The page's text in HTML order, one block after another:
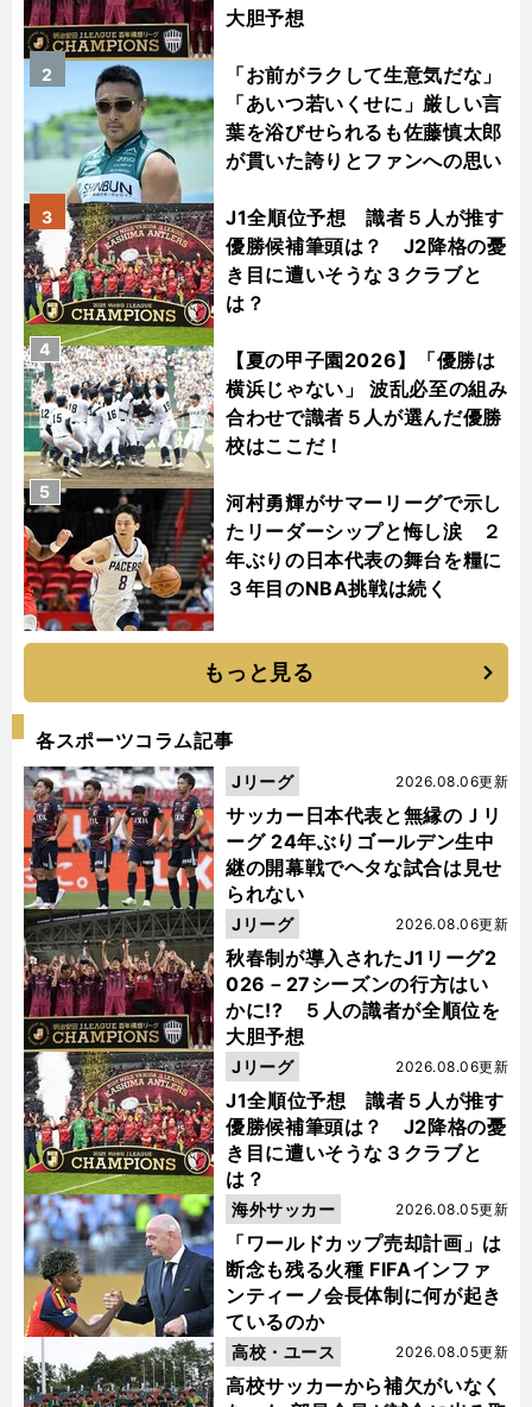
大胆予想
「お前がラクして生意気だな」
「あいつ若いくせに」厳しい言
葉を浴びせられるも佐藤慎太郎
が貫いた誇りとファンへの思い
2
J1全順位予想 識者５人が推す
優勝候補筆頭は？ J2降格の憂
き目に遭いそうな３クラブと
は？
3
【夏の甲子園2026】「優勝は
横浜じゃない」 波乱必至の組み
合わせで識者５人が選んだ優勝
校はここだ！
4
河村勇輝がサマーリーグで示し
たリーダーシップと悔し涙 ２
年ぶりの日本代表の舞台を糧に
３年目のNBA挑戦は続く
5
もっと見る
各スポーツコラム記事
サッカー日本代表と無縁のＪリ
ーグ 24年ぶりゴールデン生中
継の開幕戦でヘタな試合は見せ
られない
2026.08.06更新
Jリーグ
秋春制が導入されたJ1リーグ2
026－27シーズンの行方はい
かに!? ５人の識者が全順位を
大胆予想
2026.08.06更新
Jリーグ
J1全順位予想 識者５人が推す
優勝候補筆頭は？ J2降格の憂
き目に遭いそうな３クラブと
は？
2026.08.06更新
Jリーグ
「ワールドカップ売却計画」は
断念も残る火種 FIFAインファ
ンティーノ会長体制に何が起き
ているのか
2026.08.05更新
海外サッカー
高校サッカーから補欠がいなく
2026.08.05更新
高校・ユース